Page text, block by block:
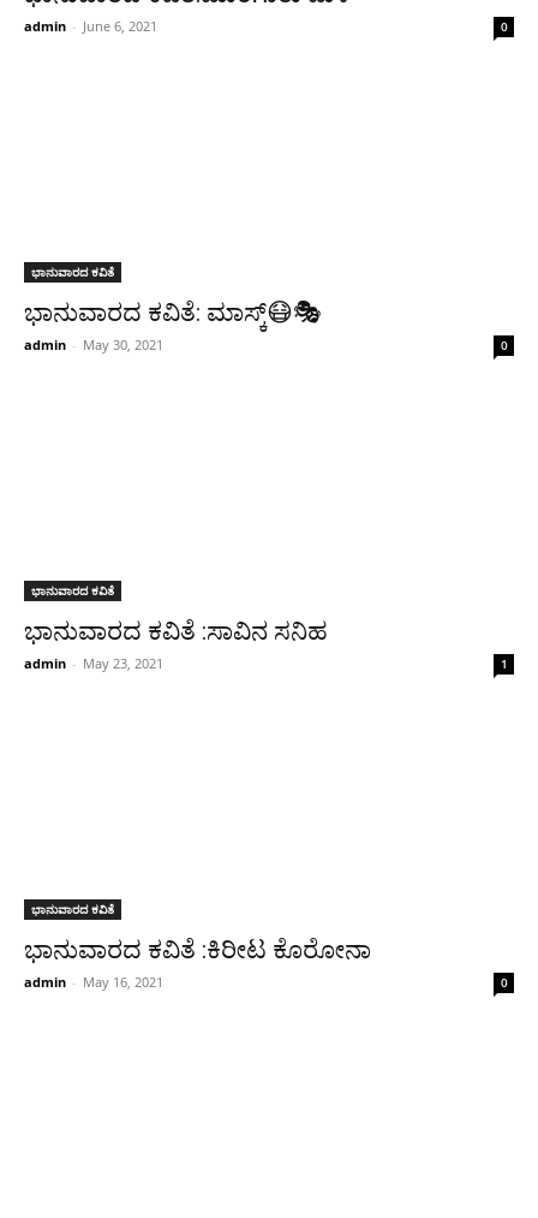
admin - June 6, 2021 0
ಭಾನುವಾರದ ಕವಿತೆ
ಭಾನುವಾರದ ಕವಿತೆ: ಮಾಸ್ಕ್😷🎭
admin - May 30, 2021 0
ಭಾನುವಾರದ ಕವಿತೆ
ಭಾನುವಾರದ ಕವಿತೆ :ಸಾವಿನ ಸನಿಹ
admin - May 23, 2021 1
ಭಾನುವಾರದ ಕವಿತೆ
ಭಾನುವಾರದ ಕವಿತೆ :ಕಿರೀಟ ಕೊರೋನಾ
admin - May 16, 2021 0